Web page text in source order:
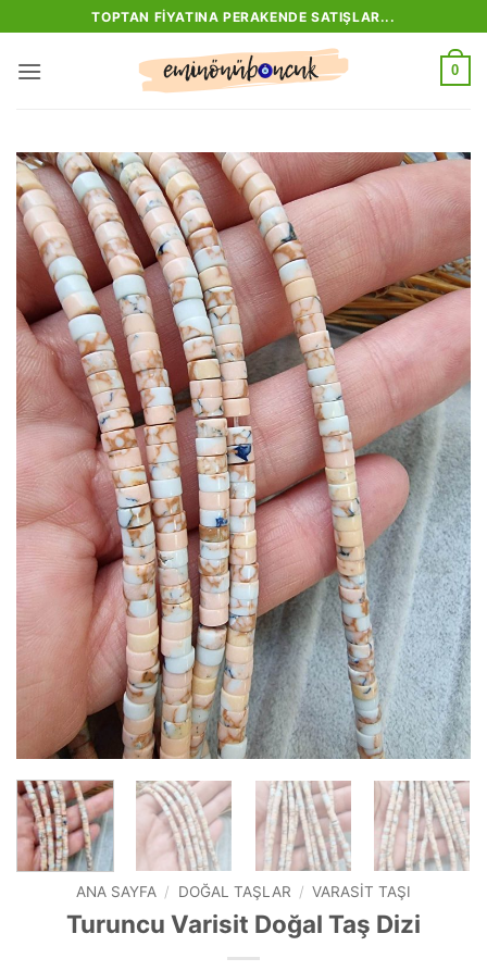
atla
TOPTAN FIYATINA PERAKENDE SATIŞLAR...
0
ANA SAYFA / DOĞAL TAŞLAR / VARASIT TAŞI
Turuncu Varisit Doğal Taş Dizi